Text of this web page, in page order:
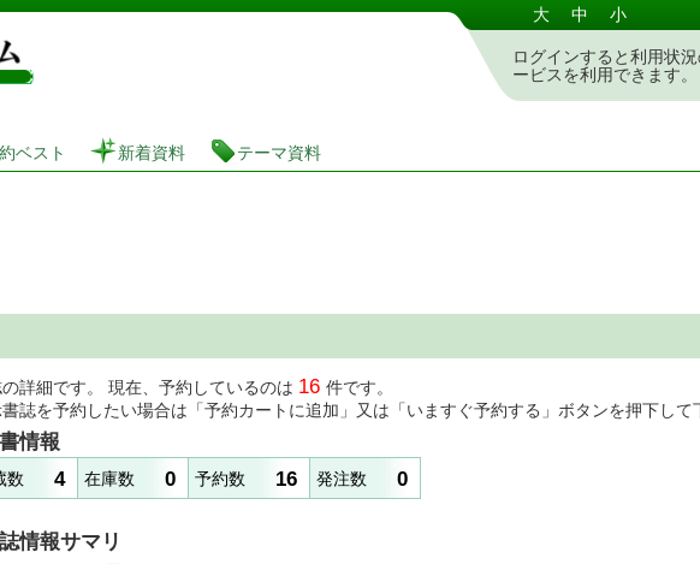
図書館 蔵書検索・予約システム 大 中 小
ログインすると利用状
ービスを利用できます。
ベスト 新着資料 テーマ資料
詳細です。 現在、予約しているのは 16 件です。
誌を予約したい場合は「予約カートに追加」又は「いますぐ予約する」ボタンを押下して
情報
数 4 在庫数 0 予約数 16 発注数 0
情報サマリ